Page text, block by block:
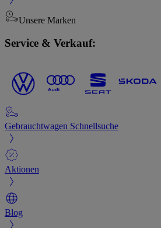
Unsere Marken
Service & Verkauf:
Gebrauchtwagen Schnellsuche
Aktionen
Blog